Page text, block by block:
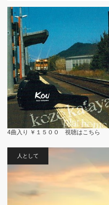
4曲入り ￥１５００ 視聴はこちら
人として